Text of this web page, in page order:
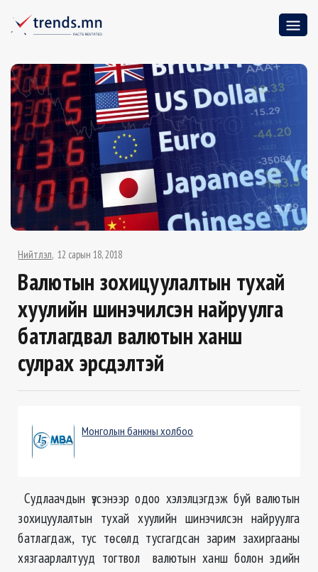
Нийтлэл 12 сарын 18, 2018
Валютын зохицуулалтын тухай
хуулийн шинэчилсэн найруулга
батлагдвал валютын ханш
сулрах эрсдэлтэй
Монголын банкны холбоо
Судлаачдын үзсэнээр одоо хэлэлцэгдэж буй валютын
зохицуулалтын тухай хуулийн шинэчилсэн найруулга
батлагдаж, тус төсөлд тусгагдсан зарим захиргааны
хязгаарлалтууд тогтвол валютын ханш болон эдийн